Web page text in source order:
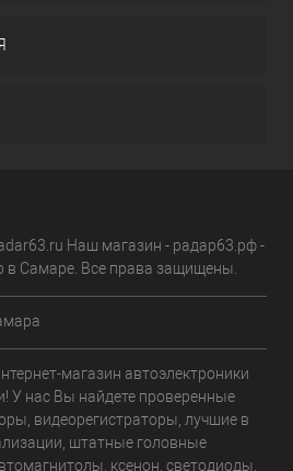
Наш магазин - радар63.рф -
в Самаре. Все права защищены.
магазин автоэлектроники
У нас Вы найдете проверенные
видеорегистраторы, лучшие в
штатные головные
ксенон, светодиоды,